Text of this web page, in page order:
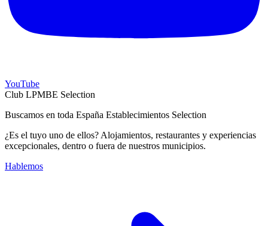
YouTube
Club LPMBE Selection
Buscamos en toda España Establecimientos Selection
¿Es el tuyo uno de ellos? Alojamientos, restaurantes y experiencias
excepcionales, dentro o fuera de nuestros municipios.
Hablemos